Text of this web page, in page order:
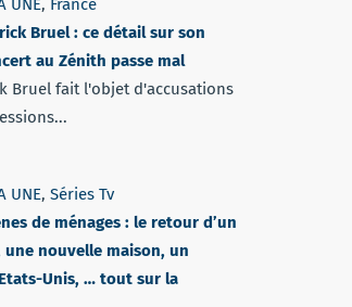
UNE, France
Bruel : ce détail sur son
au Zénith passe mal
Bruel fait l'objet d'accusations
UNE, Séries Tv
de ménages : le retour d’un
une nouvelle maison, un
Unis, … tout sur la